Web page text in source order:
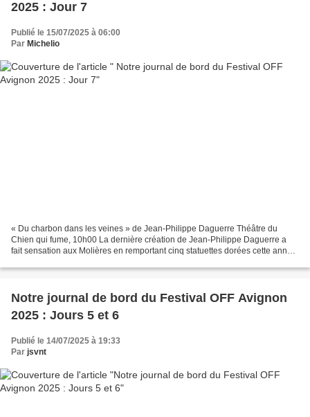
2025 : Jour 7
Publié le 15/07/2025 à 06:00
Par Michelio
« Du charbon dans les veines » de Jean-Philippe Daguerre Théâtre du
Chien qui fume, 10h00 La dernière création de Jean-Philippe Daguerre a
fait sensation aux Molières en remportant cinq statuettes dorées cette année.
Notre journal de bord du Festival OFF Avignon
2025 : Jours 5 et 6
Publié le 14/07/2025 à 19:33
Par jsvnt